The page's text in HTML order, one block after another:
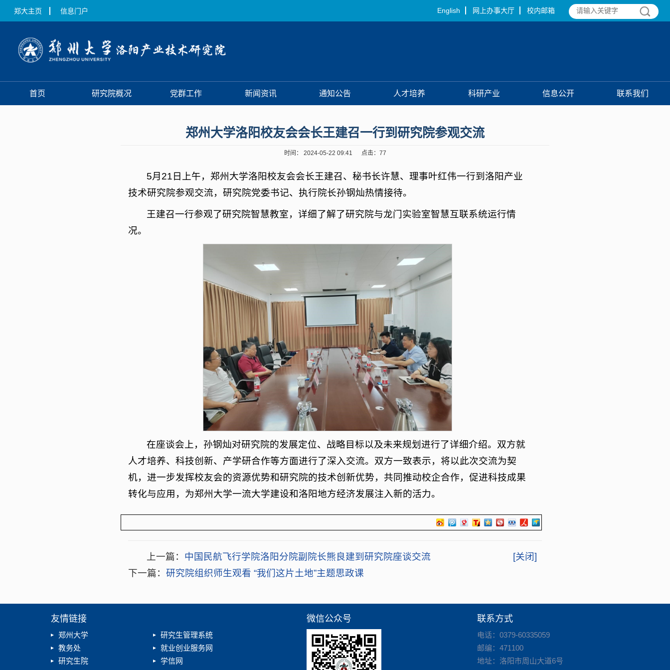
郑大主页 信息门户 English 网上办事大厅 校内邮箱
首页 研究院概况 党群工作 新闻资讯 通知公告 人才培养 科研产业 信息公开 联系我们
郑州大学洛阳校友会会长王建召一行到研究院参观交流
时间： 2024-05-22 09:41 点击： 77
5月21日上午，郑州大学洛阳校友会会长王建召、秘书长许慧、理事叶红伟一行到洛阳产业
技术研究院参观交流，研究院党委书记、执行院长孙钢灿热情接待。
王建召一行参观了研究院智慧教室，详细了解了研究院与龙门实验室智慧互联系统运行情
况。
在座谈会上，孙钢灿对研究院的发展定位、战略目标以及未来规划进行了详细介绍。双方就
人才培养、科技创新、产学研合作等方面进行了深入交流。双方一致表示，将以此次交流为契
机，进一步发挥校友会的资源优势和研究院的技术创新优势，共同推动校企合作，促进科技成果
转化与应用，为郑州大学一流大学建设和洛阳地方经济发展注入新的活力。
上一篇： 中国民航飞行学院洛阳分院副院长熊良建到研究院座谈交流
下一篇： 研究院组织师生观看 “我们这片土地”主题思政课
[关闭]
友情链接
郑州大学
教务处
研究生院
研究生管理系统
就业创业服务网
学信网
微信公众号 联系方式
电话：0379-60335059
邮编：471100
地址：洛阳市周山大道6号